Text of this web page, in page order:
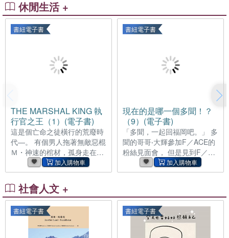
他們，就看懂整個浮世繪興衰
史 爹不疼娘不愛的喜多川歌麿
內心黑暗面， 不擅於社交、個
舊獨自摸索、絕不服輸，滿載
反骨精神的歌川國芳⋯⋯ 最懂
日本亞馬遜五星好評不斷，讀
得開心才是王道！ 浮世繪界，
真是一群怪才雲集！ 仿作畫師
出身還自由接案，竟還敢在仿
作上署名、重新出版？ 特別講
些共通點。只要能掌握元素構
成、風格寓意等鑑賞的共通原
與趣味。 本書藉由能以平面呈
現三度空間縮影的繪畫帶領讀
作品的典故象徵意義等八個面
向切入，配合大量的畫作範
例，由表面形式到內在解析，
讓讀者了解繪畫的基礎技法、
畫面構成與背後意義，切中藝
術的欣賞角度，讓作品詮釋延
伸出屬於自己的觀點。
休閒生活 +
書紐電子書
THE MARSHAL KING 執
行官之王（1）(電子書)
這是個亡命之徒橫行的荒廢時
代—。 有個男人拖著無敵惡棍
Ｍ・神速的棺材，孤身走在沙
漠裡。 他就是「Ｍ」的兒子，
吉姆・神速。 吉姆拿親手宰掉
的老爸屍體當見面禮，放話說
要當警長⋯!? 大惡棍的兒子骨
子裡，是正義還是邪惡？
Boichi描繪的超狂蒸氣龐克×西
部大作，正式開幕!! 【含電子
書限定特典1P彩圖】
書紐電子書
現在的是哪一個多聞！？
（9）(電子書)
「多聞，一起回福岡吧。」 多
聞的哥哥‧大輝參加F／ACE的
粉絲見面會， 但是見到F／
ACE真面目的大輝卻企圖把多
聞帶回老家！ 大輝過度保護的
講這些往事。」 甲斐家篇完
結！進入福原多聞‧年幼期篇！
社會人文 +
書紐電子書 書紐電子書